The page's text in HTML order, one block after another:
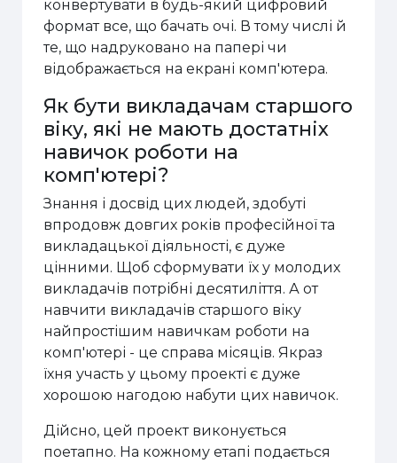
конвертувати в будь-який цифровий
формат все, що бачать очі. В тому числі й
те, що надруковано на папері чи
відображається на екрані комп'ютера.
Як бути викладачам старшого
віку, які не мають достатніх
навичок роботи на
комп'ютері?
Знання і досвід цих людей, здобуті
впродовж довгих років професійної та
викладацької діяльності, є дуже
цінними. Щоб сформувати їх у молодих
викладачів потрібні десятиліття. А от
навчити викладачів старшого віку
найпростішим навичкам роботи на
комп'ютері - це справа місяців. Якраз
їхня участь у цьому проекті є дуже
хорошою нагодою набути цих навичок.
Дійсно, цей проект виконується
поетапно. На кожному етапі подається